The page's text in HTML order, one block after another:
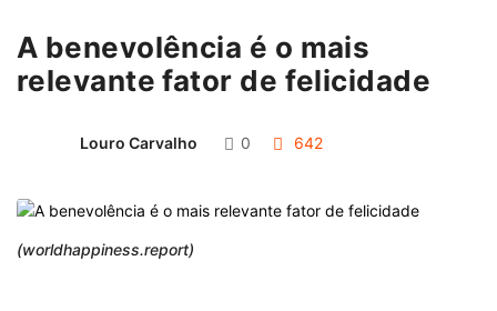
A benevolência é o mais
relevante fator de felicidade
Louro Carvalho 0 642
(worldhappiness.report)